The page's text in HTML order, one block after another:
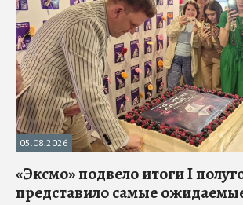
05.08.2026
«Эксмо» подвело итоги I
представило самые